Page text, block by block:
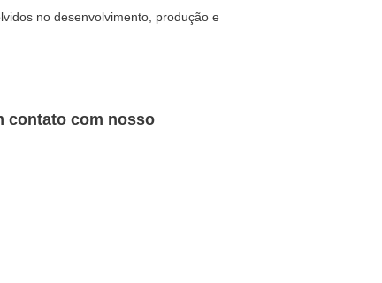
no desenvolvimento, produção e
contato com nosso